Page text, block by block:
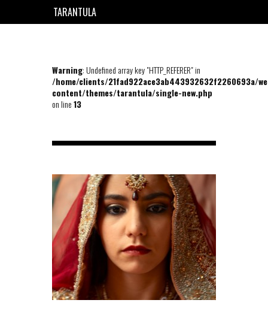
TARANTULA
Warning: Undefined array key "HTTP_REFERER" in
/home/clients/21fad922ace3ab443932632f2260693a/
content/themes/tarantula/single-new.php
on line13